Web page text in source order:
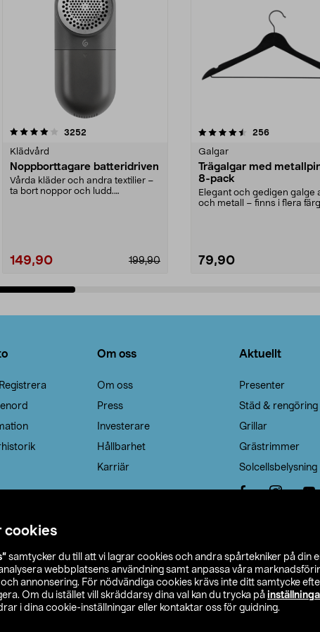
cookies
samtycker du till att vi lagrar cookies och andra spårtekniker på din
webbplatsens användning samt anpassa våra
annonsering. För nödvändiga cookies krävs inte ditt samtycke
Om du istället vill skräddarsy dina val kan du trycka på
i dina cookie-inställningar eller kontaktar oss för guidning.
3252
Klädvård
Noppborttagare batteridriven
Vårda kläder och andra textilier –
ta bort noppor och ludd.
199,90
149,90
4.5av 5 stjärnor 256recensioner
Galgar
Trägalgar med
8-pack
Elegant och gedigen galge
och metall – finns i flera
79,90
4.0av 5 stjärnor
Om oss
Om oss
Press
Investerare
Hållbarhet
Karriär
Aktuellt
Presenter
Städ & rengöring
Grillar
Grästrimmer
Solcellsbelysning